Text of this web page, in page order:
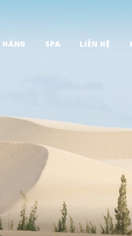
SPA LIÊN HỆ